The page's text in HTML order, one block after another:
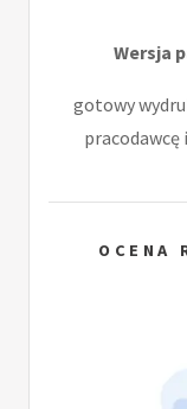
Wersja
gotowy
OCENA